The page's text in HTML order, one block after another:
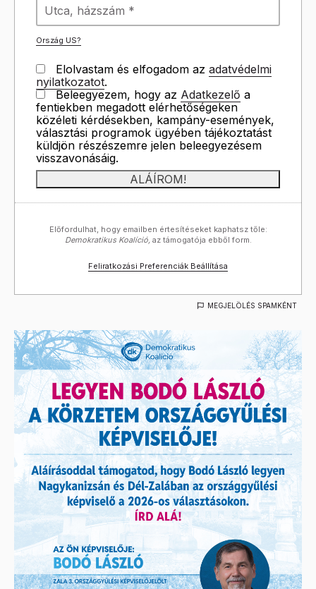
Ország US?
Elolvastam és elfogadom az adatvédelmi
nyilatkozatot.
Beleegyezem, hogy az Adatkezelő a
fentiekben megadott elérhetőségeken
közéleti kérdésekben, kampány-események,
választási programok ügyében tájékoztatást
küldjön részészemre jelen beleegyezésem
visszavonásáig.
Előfordulhat, hogy emailben értesítéseket kaphatsz tőle:
Demokratikus Koalíció, az támogatója ebből form.
Feliratkozási Preferenciák Beállítása
MEGJELÖLÉS SPAMKÉNT